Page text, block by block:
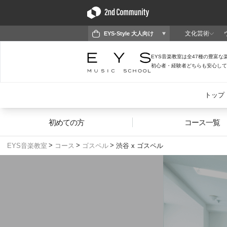
初めての方 コース一覧
EYS音楽教室 コース ゴスペル 渋谷 x ゴスペル